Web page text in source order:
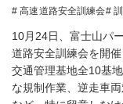
# 高速道路安全訓練会#
10月24日、富士山パ
道路安全訓練会を開催
交通管理基地全10基
な規制作業、逆走車